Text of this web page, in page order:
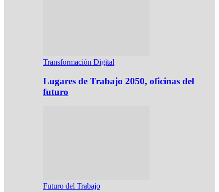
Transformación Digital
Lugares de Trabajo 2050, oficinas del
futuro
Futuro del Trabajo